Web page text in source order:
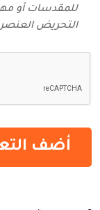
للمقدسات أو
التحريض